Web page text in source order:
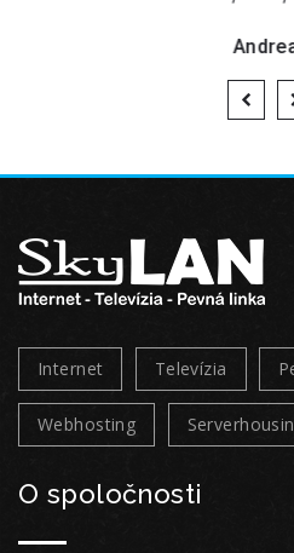
Internet Televízia
Webhosting
O spoločnosti